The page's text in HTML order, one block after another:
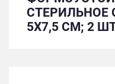
5Х7,5 СМ; 2